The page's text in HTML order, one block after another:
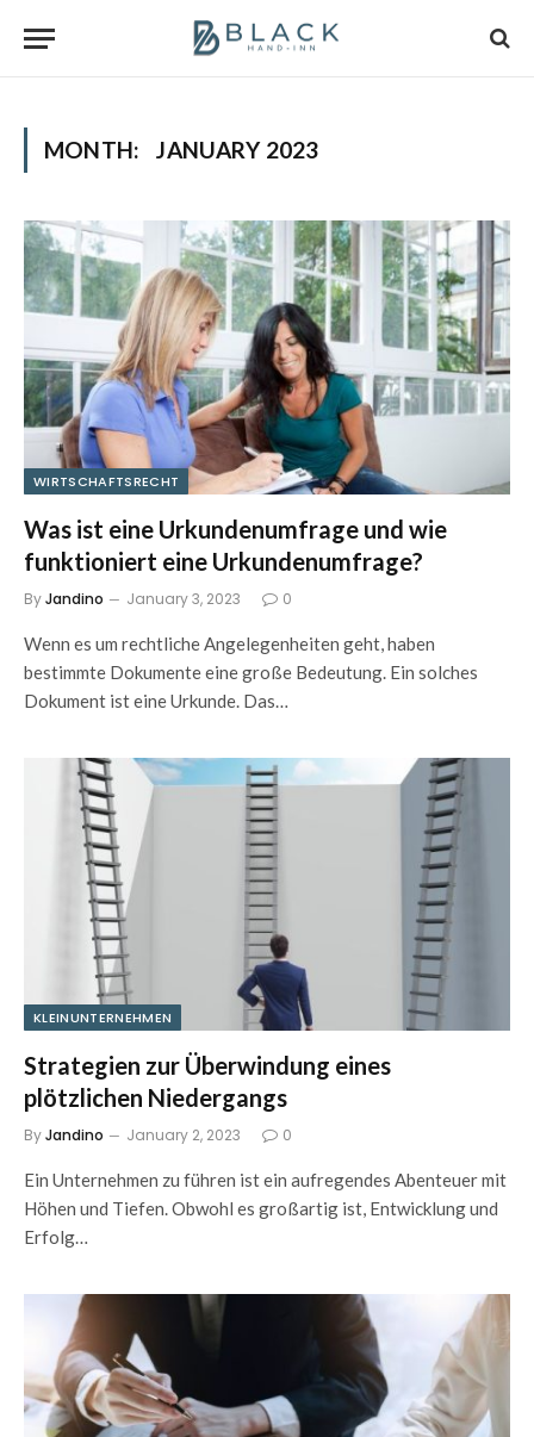
MONTH: JANUARY 2023
WIRTSCHAFTSRECHT
Was ist eine Urkundenumfrage und wie
funktioniert eine Urkundenumfrage?
ByJandino January 3, 2023 0
Wenn es um rechtliche Angelegenheiten geht, haben
bestimmte Dokumente eine große Bedeutung. Ein solches
Dokument ist eine Urkunde. Das…
KLEINUNTERNEHMEN
Strategien zur Überwindung eines
plötzlichen Niedergangs
ByJandino January 2, 2023 0
Ein Unternehmen zu führen ist ein aufregendes Abenteuer mit
Höhen und Tiefen. Obwohl es großartig ist, Entwicklung und
Erfolg…